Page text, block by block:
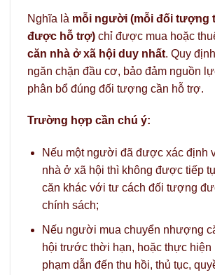
Nghĩa là mỗi người (mỗi đối tượng
được hỗ trợ) chỉ được mua hoặc
căn nhà ở xã hội duy nhất. Quy
ngăn chặn đầu cơ, bảo đảm nguồn
phân bổ đúng đối tượng cần hỗ trợ.
Trường hợp cần chú ý:
Nếu một người đã được xác định
nhà ở xã hội thì không được tiếp
căn khác với tư cách đối tượng
chính sách;
Nếu người mua chuyển nhượng
hội trước thời hạn, hoặc thực hiện
phạm dẫn đến thu hồi, thủ tục,